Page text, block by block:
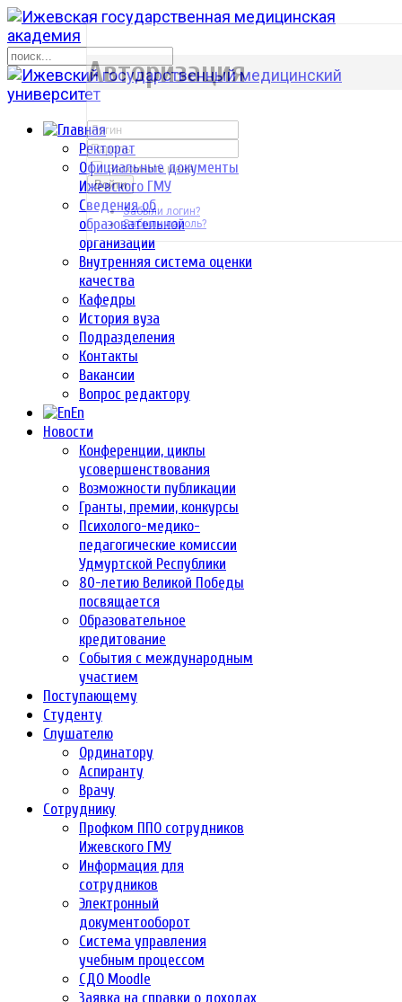
Ректорат
Официальные документы
Ижевского ГМУ
Сведения об
образовательной
организации
Внутренняя система оценки
качества
Кафедры
История вуза
Подразделения
Контакты
Вакансии
Вопрос редактору
En
Новости
Конференции, циклы
усовершенствования
Возможности публикации
Гранты, премии, конкурсы
Психолого-медико-
педагогические комиссии
Удмуртской Республики
80-летию Великой Победы
посвящается
Образовательное
кредитование
События с международным
участием
Поступающему
Студенту
Слушателю
Ординатору
Аспиранту
Врачу
Сотруднику
Профком ППО сотрудников
Ижевского ГМУ
Информация для
сотрудников
Электронный
документооборот
Система управления
учебным процессом
СДО Moodle
Заявка на справки о доходах
р
Авторизация
Запомнить меня
Войти
Забыли логин?
Забыли пароль?